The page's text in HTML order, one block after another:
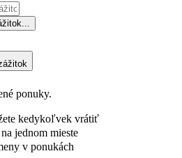
ponuky.
kedykoľvek vrátiť
jednom mieste
v ponukách